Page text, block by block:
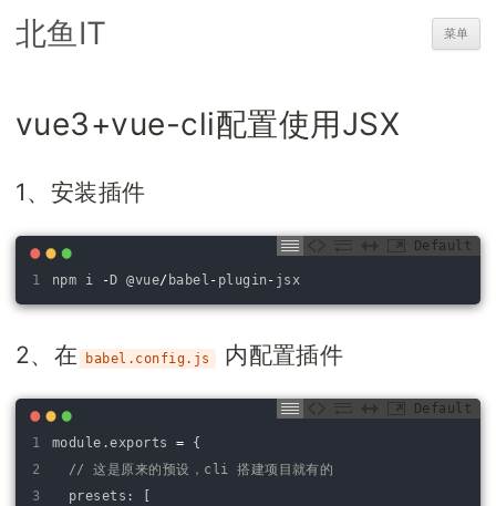
北鱼IT 菜单
vue3+vue-cli配置使用JSX
1、安装插件
Default
1 npm i - D @vue/ babel - plugin- jsx
2、在 babel.config.js 内配置插件
Default
1
2
3
module .exports =
{
// 这是原来的预设，cli 搭建项目就有的
presets :